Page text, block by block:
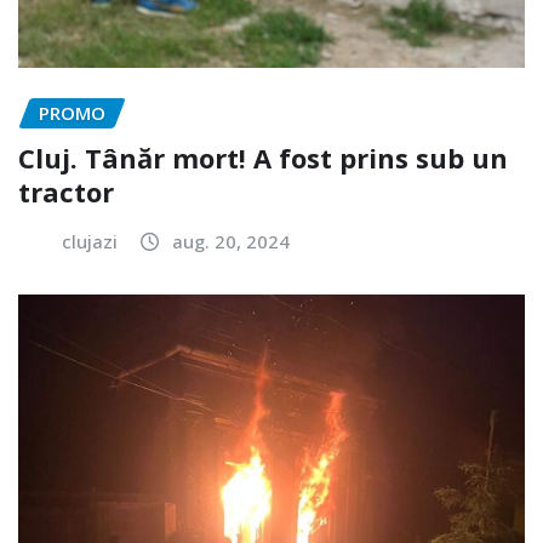
PROMO
Cluj. Tânăr mort! A fost prins sub un
tractor
clujazi aug. 20, 2024